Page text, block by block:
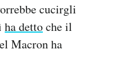
cucirgli
ha dettoche il
Macron ha